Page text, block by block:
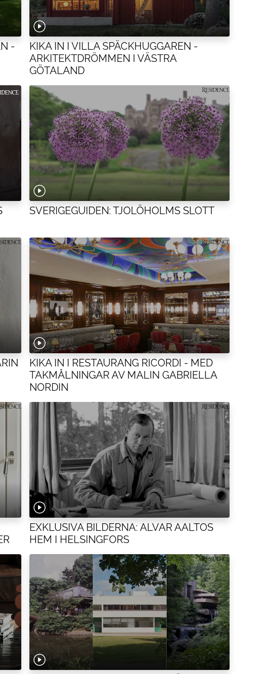
-
KIKA IN I VILLA SPÄCKHUGGAREN -
ARKITEKTDRÖMMEN I VÄSTRA
GÖTALAND
SVERIGEGUIDEN: TJOLÖHOLMS SLOTT
KIKA IN I RESTAURANG RICORDI - MED
TAKMÅLNINGAR AV MALIN GABRIELLA
NORDIN
EXKLUSIVA BILDERNA: ALVAR AALTOS
HEM I HELSINGFORS